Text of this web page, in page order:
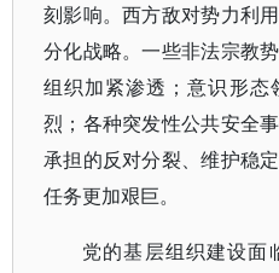
刻影响。西方敌对势力利
分化战略。一些非法宗教
组织加紧渗透；意识形态
烈；各种突发性公共安全
承担的反对分裂、维护稳
任务更加艰巨。
党的基层组织建设面